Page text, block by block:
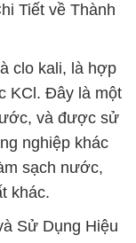
Tiết về Thành
clo kali, là hợp
KCl. Đây là một
và được sử
nghiệp khác
sạch nước,
khác.
Sử Dụng Hiệu